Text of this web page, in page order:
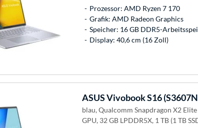
Prozessor: AMD Ryzen 7 170
Grafik: AMD Radeon Graphics
Speicher: 16 GB DDR5-
Display: 40,6 cm (16 Zoll)
ASUSVivobook S16
blau, Qualcomm Snapdragon X2
GPU, 32 GB LPDDR5X, 1 TB (1 TB